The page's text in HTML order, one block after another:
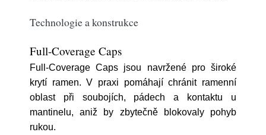
Technologie a konstrukce
Full-Coverage Caps
Full-Coverage Caps jsou navržené pro široké
krytí ramen. V praxi pomáhají chránit ramenní
oblast při soubojích, pádech a kontaktu u
mantinelu, aniž by zbytečně blokovaly pohyb
rukou.